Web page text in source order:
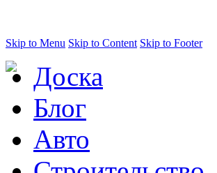
Skip to Menu Skip to Content Skip to Footer
Доска
Блог
Авто